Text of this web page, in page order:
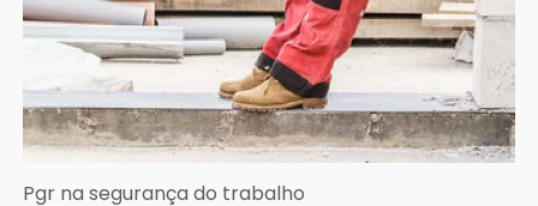
Pgr na segurança do trabalho